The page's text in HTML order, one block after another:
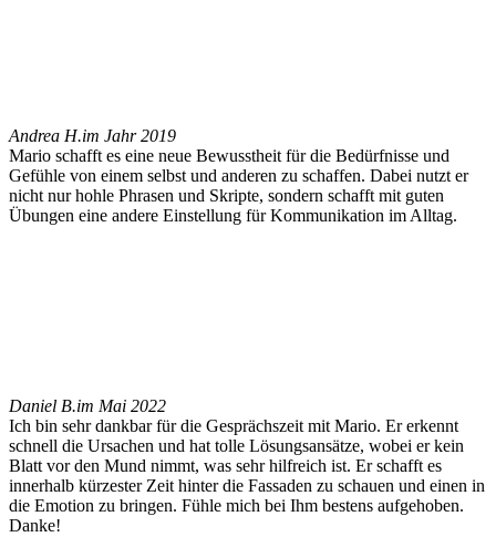
Andrea H.im Jahr 2019
Mario schafft es eine neue Bewusstheit für die Bedürfnisse und
Gefühle von einem selbst und anderen zu schaffen. Dabei nutzt er
nicht nur hohle Phrasen und Skripte, sondern schafft mit guten
Übungen eine andere Einstellung für Kommunikation im Alltag.
Daniel B.im Mai 2022
Ich bin sehr dankbar für die Gesprächszeit mit Mario. Er erkennt
schnell die Ursachen und hat tolle Lösungsansätze, wobei er kein
Blatt vor den Mund nimmt, was sehr hilfreich ist. Er schafft es
innerhalb kürzester Zeit hinter die Fassaden zu schauen und einen in
die Emotion zu bringen. Fühle mich bei Ihm bestens aufgehoben.
Danke!